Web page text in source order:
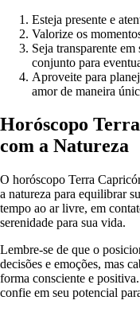
Esteja presente e
Valorize os
Seja transparente
conjunto para
Aproveite para
amor de maneira
Horóscopo
com a Natureza
O horóscopo Terra
a natureza para equilibrar
tempo ao ar livre, em
serenidade para sua vida.
Lembre-se de que o
decisões e emoções, mas
forma consciente e
confie em seu potencial